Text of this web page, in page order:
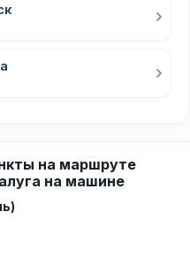
на маршруте
на машине